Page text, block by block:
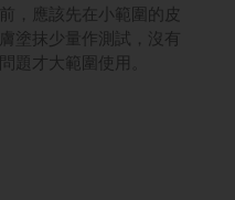
前，應該先在小範圍的皮
膚塗抹少量作測試，沒有
問題才大範圍使用。